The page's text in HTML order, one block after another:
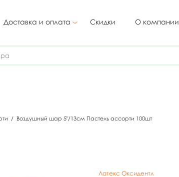
Доставка и оплата Скидки О компании
/ Воздушный шар 5"/13см Пастель ассорти 100шт
Латекс Оксидентл